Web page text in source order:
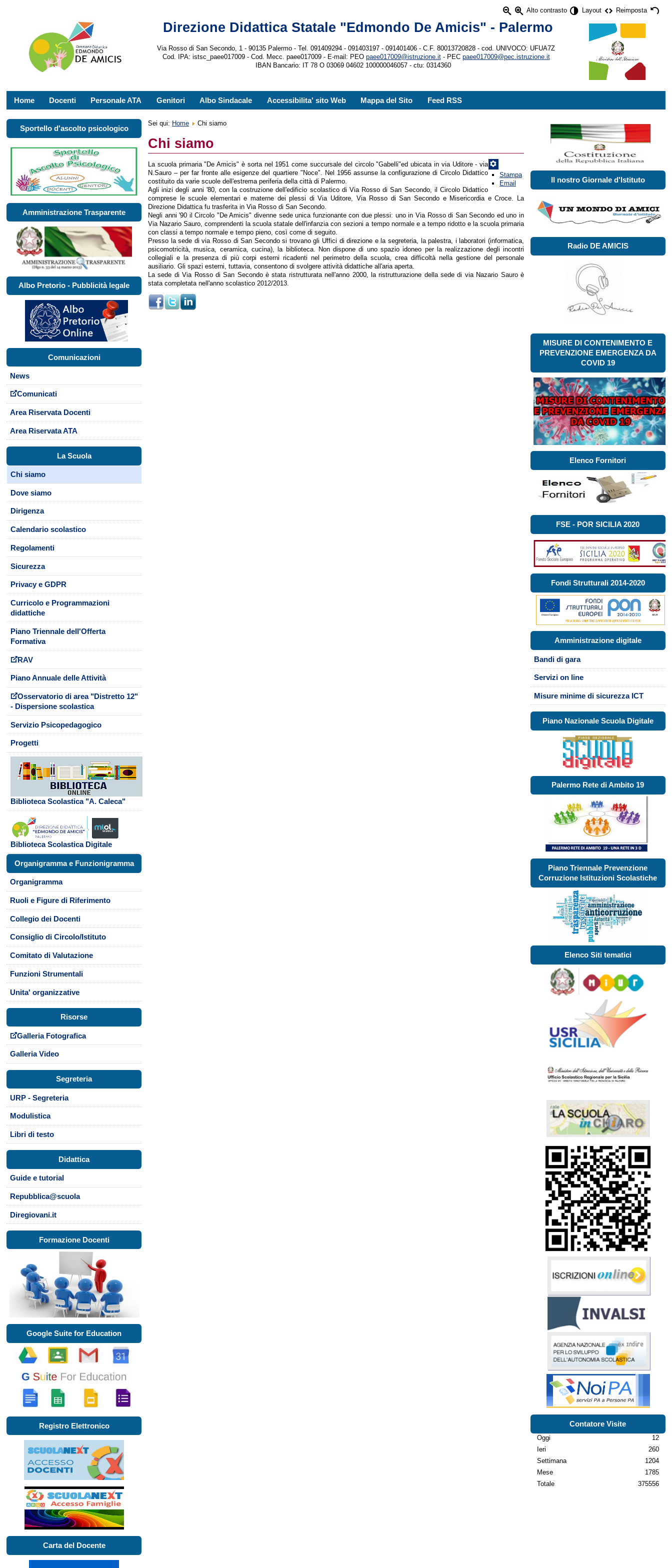
Alto contrasto Layout Reimposta
Direzione Didattica Statale "Edmondo De Amicis" - Palermo
Via Rosso di San Secondo, 1 - 90135 Palermo - Tel. 091409294 - 091403197 - 091401406 - C.F. 80013720828 - cod. UNIVOCO: UFUA7Z
Cod. IPA: istsc_paee017009 - Cod. Mecc. paee017009 - E-mail: PEO paee017009@istruzione.it- PEC paee017009@pec.istruzione.it
IBAN Bancario: IT 78 O 03069 04602 100000046057 - ctu: 0314360
Home Docenti Personale ATA Genitori Albo Sindacale Accessibilita' sito Web Mappa del Sito Feed RSS
Sei qui: Home Chi siamo
Chi siamo
Stampa
Email
La scuola primaria "De Amicis" è sorta nel 1951 come succursale del circolo "Gabelli"ed ubicata in via Uditore - via
N.Sauro – per far fronte alle esigenze del quartiere "Noce". Nel 1956 assunse la configurazione di Circolo Didattico
costituito da varie scuole dell'estrema periferia della città di Palermo.
Agli inizi degli anni '80, con la costruzione dell'edificio scolastico di Via Rosso di San Secondo, il Circolo Didattico
comprese le scuole elementari e materne dei plessi di Via Uditore, Via Rosso di San Secondo e Misericordia e Croce. La
Direzione Didattica fu trasferita in Via Rosso di San Secondo.
Negli anni '90 il Circolo "De Amicis" divenne sede unica funzionante con due plessi: uno in Via Rosso di San Secondo ed uno in
Via Nazario Sauro, comprendenti la scuola statale dell'infanzia con sezioni a tempo normale e a tempo ridotto e la scuola primaria
con classi a tempo normale e tempo pieno, così come di seguito.
Presso la sede di via Rosso di San Secondo si trovano gli Uffici di direzione e la segreteria, la palestra, i laboratori (informatica,
psicomotricità, musica, ceramica, cucina), la biblioteca. Non dispone di uno spazio idoneo per la realizzazione degli incontri
collegiali e la presenza di più corpi esterni ricadenti nel perimetro della scuola, crea difficoltà nella gestione del personale
ausiliario. Gli spazi esterni, tuttavia, consentono di svolgere attività didattiche all'aria aperta.
La sede di Via Rosso di San Secondo è stata ristrutturata nell'anno 2000, la ristrutturazione della sede di via Nazario Sauro è
stata completata nell'anno scolastico 2012/2013.
Sportello d'ascolto psicologico
Amministrazione Trasparente
Albo Pretorio - Pubblicità legale
Comunicazioni
News
Comunicati
Area Riservata Docenti
Area Riservata ATA
La Scuola
Chi siamo
Dove siamo
Dirigenza
Calendario scolastico
Regolamenti
Sicurezza
Privacy e GDPR
Curricolo e Programmazioni
didattiche
Piano Triennale dell'Offerta
Formativa
RAV
Piano Annuale delle Attività
Osservatorio di area "Distretto 12"
- Dispersione scolastica
Servizio Psicopedagogico
Progetti
Biblioteca Scolastica "A. Caleca"
Biblioteca Scolastica Digitale
Organigramma e Funzionigramma
Organigramma
Ruoli e Figure di Riferimento
Collegio dei Docenti
Consiglio di Circolo/Istituto
Comitato di Valutazione
Funzioni Strumentali
Unita' organizzative
Risorse
Galleria Fotografica
Galleria Video
Segreteria
URP - Segreteria
Modulistica
Libri di testo
Didattica
Guide e tutorial
Repubblica@scuola
Diregiovani.it
Formazione Docenti
Google Suite for Education
Registro Elettronico
Carta del Docente
Il nostro Giornale d'Istituto
Radio DE AMICIS
MISURE DI CONTENIMENTO E
PREVENZIONE EMERGENZA DA
COVID 19
Elenco Fornitori
FSE - POR SICILIA 2020
Fondi Strutturali 2014-2020
Amministrazione digitale
Bandi di gara
Servizi on line
Misure minime di sicurezza ICT
Piano Nazionale Scuola Digitale
Palermo Rete di Ambito 19
Piano Triennale Prevenzione
Corruzione Istituzioni Scolastiche
Elenco Siti tematici
Contatore Visite
Oggi
12
Ieri
260
Settimana
1204
Mese
1785
Totale
375556